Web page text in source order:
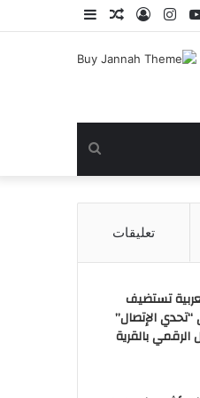
إضافةمقالتسجيل
انستقراميوتيوب
بحث
عن
تعليقات
تستضيف
الإتصال”
بالقرية